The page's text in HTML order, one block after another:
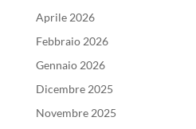
Aprile 2026
Febbraio 2026
Gennaio 2026
Dicembre 2025
Novembre 2025